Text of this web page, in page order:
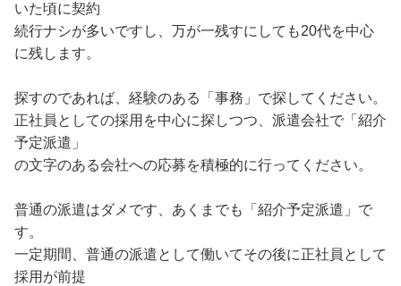
です。
先日インターネットの求人サイトで、大手派遣会社の求人
を見つけました。
用の事務（契約社員）の
仕事なのですが、応募するべきかやめるべきか迷っていま
す。
36歳で独身・勤務期間が短い職歴が多くブランクが長く
なるべく早いうちに正規雇用で勤務できる仕事に就くよう
にするためには、非正規
雇用の仕事を探している現時点でも、諦めず製造や物流な
どの方面を中心に探し
いた頃に契約
続行ナシが多いですし、万が一残すにしても20代を中心
に残します。
探すのであれば、経験のある「事務」で探してください。
正社員としての採用を中心に探しつつ、派遣会社で「紹介
予定派遣」
の文字のある会社への応募を積極的に行ってください。
普通の派遣はダメです、あくまでも「紹介予定派遣」で
す。
一定期間、普通の派遣として働いてその後に正社員として
採用が前提